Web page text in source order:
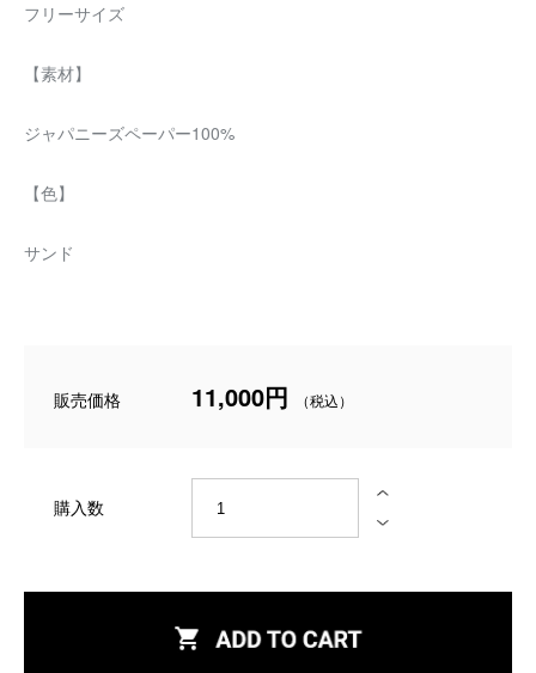
フリーサイズ
【素材】
ジャパニーズペーパー100%
【色】
サンド
販売価格 11,000円
購入数